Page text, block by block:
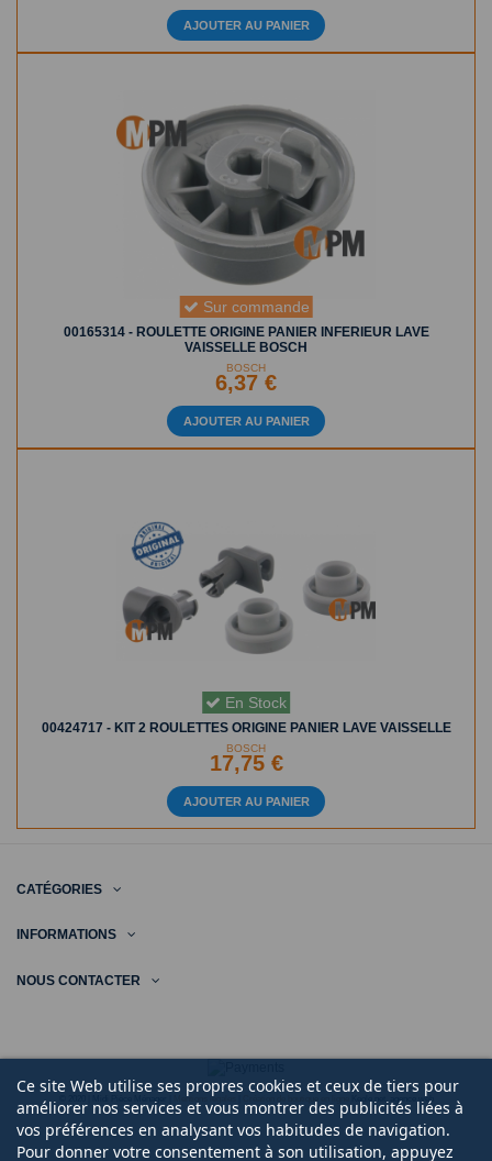
AJOUTER AU PANIER
Sur commande
00165314 - ROULETTE ORIGINE PANIER INFERIEUR LAVE
VAISSELLE BOSCH
BOSCH
6,37 €
AJOUTER AU PANIER
En Stock
00424717 - KIT 2 ROULETTES ORIGINE PANIER LAVE VAISSELLE
BOSCH
17,75 €
AJOUTER AU PANIER
CATÉGORIES
INFORMATIONS
NOUS CONTACTER
Ce site Web utilise ses propres cookies et ceux de tiers pour
améliorer nos services et vous montrer des publicités liées à
vos préférences en analysant vos habitudes de navigation.
Pour donner votre consentement à son utilisation, appuyez
Mentions légales Keole.net, agence web